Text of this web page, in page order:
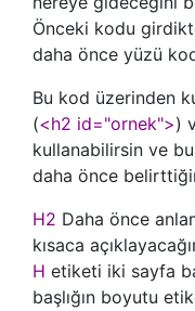
Önceki kodu
daha önce yüzü
Bu kod üzerinden
(<h2 id="ornek">)
kullanabilirsin ve
daha önce
H2 Daha önce
kısaca
H etiketi iki sayfa
başlığın boyutu